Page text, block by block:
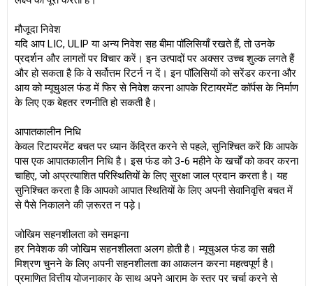
मौजूदा निवेश
यदि आप LIC, ULIP या अन्य निवेश सह बीमा पॉलिसियाँ रखते हैं, तो उनके
प्रदर्शन और लागतों पर विचार करें। इन उत्पादों पर अक्सर उच्च शुल्क लगते हैं
और हो सकता है कि वे सर्वोत्तम रिटर्न न दें। इन पॉलिसियों को सरेंडर करना और
आय को म्यूचुअल फंड में फिर से निवेश करना आपके रिटायरमेंट कॉर्पस के निर्माण
के लिए एक बेहतर रणनीति हो सकती है।
आपातकालीन निधि
केवल रिटायरमेंट बचत पर ध्यान केंद्रित करने से पहले, सुनिश्चित करें कि आपके
पास एक आपातकालीन निधि है। इस फंड को 3-6 महीने के खर्चों को कवर करना
चाहिए, जो अप्रत्याशित परिस्थितियों के लिए सुरक्षा जाल प्रदान करता है। यह
सुनिश्चित करता है कि आपको आपात स्थितियों के लिए अपनी सेवानिवृत्ति बचत में
से पैसे निकालने की ज़रूरत न पड़े।
जोखिम सहनशीलता को समझना
हर निवेशक की जोखिम सहनशीलता अलग होती है। म्यूचुअल फंड का सही
मिश्रण चुनने के लिए अपनी सहनशीलता का आकलन करना महत्वपूर्ण है।
प्रमाणित वित्तीय योजनाकार के साथ अपने आराम के स्तर पर चर्चा करने से